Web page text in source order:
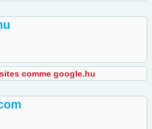
comme google.hu